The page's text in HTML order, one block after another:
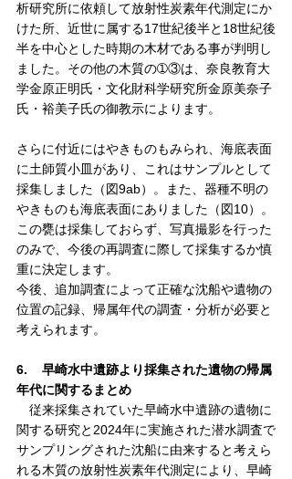
析研究所に依頼して放射性炭素年代測定にか
けた所、近世に属する17世紀後半と18世紀後
半を中心とした時期の木材である事が判明し
ました。その他の木質の➀③は、奈良教育大
学金原正明氏・文化財科学研究所金原美奈子
氏・裕美子氏の御教示によります。
さらに付近にはやきものもみられ、海底表面
に土師質小皿があり、これはサンプルとして
採集しました（図9ab）。また、 器種不明の
やきものも海底表面にありました（図10）。
この甕は採集しておらず、写真撮影を行った
のみで、今後の再調査に際して採集するか慎
重に決定します。
今後、追加調査によって正確な沈船や遺物の
位置の記録、帰属年代の調査・分析が必要と
考えられます。
6. 早崎水中遺跡より採集された遺物の帰属
年代に関するまとめ
従来採集されていた早崎水中遺跡の遺物に
関する研究と2024年に実施された潜水調査で
サンプリングされた沈船に由来すると考えら
れる木質の放射性炭素年代測定により、早崎